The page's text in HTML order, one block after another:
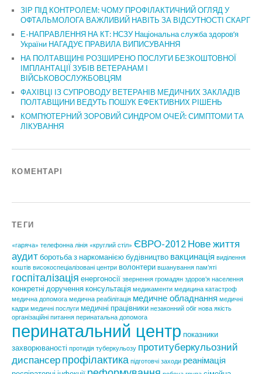
ЗІР ПІД КОНТРОЛЕМ: ЧОМУ ПРОФІЛАКТИЧНИЙ ОГЛЯД У
ОФТАЛЬМОЛОГА ВАЖЛИВИЙ НАВІТЬ ЗА ВІДСУТНОСТІ СКАРГ
Е-НАПРАВЛЕННЯ НА КТ: НСЗУ Національна служба здоров’я
України НАГАДУЄ ПРАВИЛА ВИПИСУВАННЯ
НА ПОЛТАВЩИНІ РОЗШИРЕНО ПОСЛУГИ БЕЗКОШТОВНОЇ
ІМПЛАНТАЦІЇ ЗУБІВ ВЕТЕРАНАМ І
ВІЙСЬКОВОСЛУЖБОВЦЯМ
ФАХІВЦІ ІЗ СУПРОВОДУ ВЕТЕРАНІВ МЕДИЧНИХ ЗАКЛАДІВ
ПОЛТАВЩИНИ ВЕДУТЬ ПОШУК ЕФЕКТИВНИХ РІШЕНЬ
КОМП’ЮТЕРНИЙ ЗОРОВИЙ СИНДРОМ ОЧЕЙ: СИМПТОМИ ТА
ЛІКУВАННЯ
КОМЕНТАРІ
ТЕГИ
«гаряча» телефонна лінія «круглий стіл» ЄВРО-2012 Нове життя
аудит боротьба з наркоманією будівництво вакцинація виділення
коштів високоспеціалізовані центри волонтери вшанування пам'яті
госпіталізація енергоносії звернення громадян здоров'я населення
конкретні доручення консультація медикаменти медицина катастроф
медична допомога медична реабілітація медичне обладнання медичні
кадри медичні послуги медичні працівники незаконний обіг нова якість
організаційні питання перинатальна допомога
перинатальний центр показники
захворюваності протидія туберкульозу протитуберкульозний
диспансер профілактика підготовчі заходи реанімація